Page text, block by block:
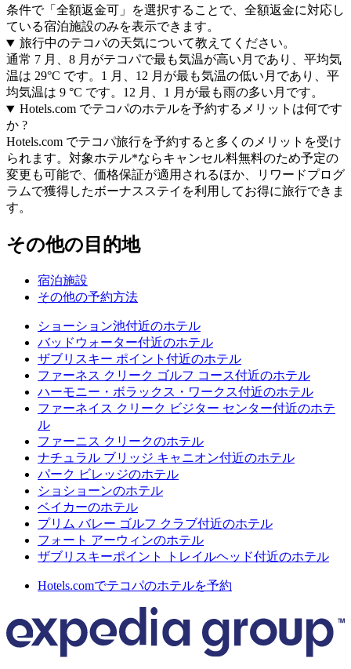
条件で「全額返金可」を選択することで、全額返金に対応し
ている宿泊施設のみを表示できます。
旅行中のテコパの天気について教えてください。
通常 7 月、8 月がテコパで最も気温が高い月であり、平均気
温は 29°C です。1 月、12 月が最も気温の低い月であり、平
均気温は 9 °C です。12 月、1 月が最も雨の多い月です。
Hotels.com でテコパのホテルを予約するメリットは何です
か ?
Hotels.com でテコパ旅行を予約すると多くのメリットを受け
られます。対象ホテル*ならキャンセル料無料のため予定の
変更も可能で、価格保証が適用されるほか、リワードプログ
ラムで獲得したボーナスステイを利用してお得に旅行できま
す。
その他の目的地
宿泊施設
その他の予約方法
ショーション池付近のホテル
バッドウォーター付近のホテル
ザブリスキー ポイント付近のホテル
ファーネス クリーク ゴルフ コース付近のホテル
ハーモニー・ボラックス・ワークス付近のホテル
ファーネイス クリーク ビジター センター付近のホテ
ル
ファーニス クリークのホテル
ナチュラル ブリッジ キャニオン付近のホテル
パーク ビレッジのホテル
ショショーンのホテル
ベイカーのホテル
プリム バレー ゴルフ クラブ付近のホテル
フォート アーウィンのホテル
ザブリスキーポイント トレイルヘッド付近のホテル
Hotels.comでテコパのホテルを予約